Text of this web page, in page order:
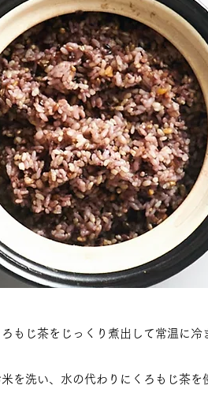
もじ茶をじっくり煮出して常温に冷
を洗い、水の代わりにくろもじ茶を